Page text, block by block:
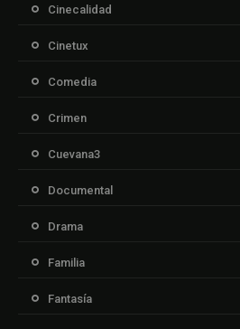
Cinecalidad
Cinetux
Comedia
Crimen
Cuevana3
Documental
Drama
Familia
Fantasía